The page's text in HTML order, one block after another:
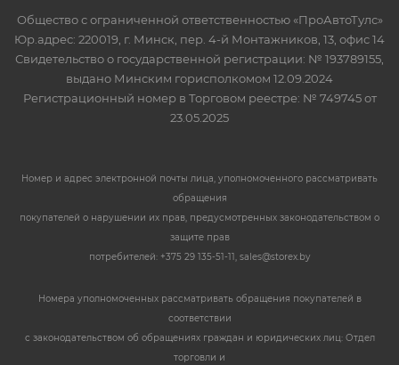
Общество с ограниченной ответственностью «ПроАвтоТулс»
Юр.адрес: 220019, г. Минск, пер. 4-й Монтажников, 13, офис 14
Свидетельство о государственной регистрации: № 193789155,
выдано Минским горисполкомом 12.09.2024
Регистрационный номер в Торговом реестре: № 749745 от
23.05.2025
Номер и адрес электронной почты лица, уполномоченного рассматривать
обращения
покупателей о нарушении их прав, предусмотренных законодательством о
защите прав
потребителей: +375 29 135-51-11, sales@storex.by
Номера уполномоченных рассматривать обращения покупателей в
соответствии
с законодательством об обращениях граждан и юридических лиц: Отдел
торговли и